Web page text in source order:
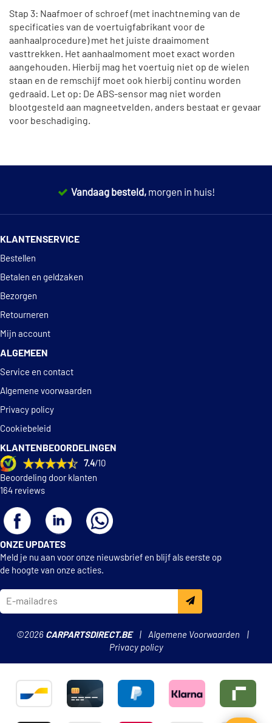
Stap 3: Naafmoer of schroef (met inachtneming van de
specificaties van de voertuigfabrikant voor de
aanhaalprocedure) met het juiste draaimoment
vasttrekken. Het aanhaalmoment moet exact worden
aangehouden. Hierbij mag het voertuig niet op de wielen
staan en de remschijf moet ook hierbij continu worden
gedraaid. Let op: De ABS-sensor mag niet worden
blootgesteld aan magneetvelden, anders bestaat er gevaar
voor beschadiging.
Vandaag besteld, morgen in huis!
KLANTENSERVICE
Bestellen
Betalen en geldzaken
Bezorgen
Retourneren
Mijn account
ALGEMEEN
Service en contact
Algemene voorwaarden
Privacy policy
Cookiebeleid
KLANTENBEOORDELINGEN
7.4/10
Beoordeling door klanten
164 reviews
ONZE UPDATES
Meld je nu aan voor onze nieuwsbrief en blijf als eerste op
de hoogte van onze acties.
©2026 CARPARTSDIRECT.BE
Algemene Voorwaarden
Privacy policy